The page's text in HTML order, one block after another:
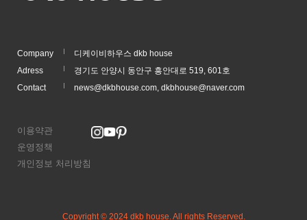
Company
디케이비하우스 dkb house
Adress
경기도 안양시 동안구 흥안대로 519, 601호
Contact
news@dkbhouse.com, dkbhouse@naver.com
이용약관
운영정책
개인정보 처리방침
Copyright © 2024 dkb house. All rights Reserved.